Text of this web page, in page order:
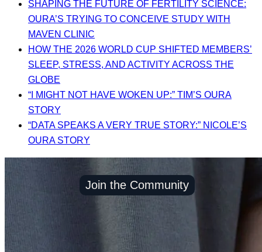
SHAPING THE FUTURE OF FERTILITY SCIENCE:
OURA’S TRYING TO CONCEIVE STUDY WITH
MAVEN CLINIC
HOW THE 2026 WORLD CUP SHIFTED MEMBERS’
SLEEP, STRESS, AND ACTIVITY ACROSS THE
GLOBE
“I MIGHT NOT HAVE WOKEN UP:” TIM’S OURA
STORY
“DATA SPEAKS A VERY TRUE STORY:” NICOLE’S
OURA STORY
Join the Community